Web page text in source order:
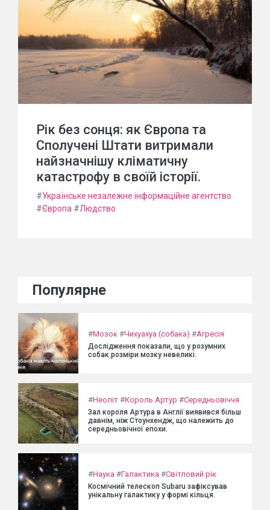
Рік без сонця: як Європа та
Сполучені Штати витримали
найзначнішу кліматичну
катастрофу в своїй історії.
#Українське незалежне інформаційне агентство
#Європа #Людство
Популярне
#Мозок #Чихуахуа (собака) #Агресія
Дослідження показали, що у розумних
собак розміри мозку невеликі.
#Неоліт #Король Артур #Середньовіччя
Зал короля Артура в Англії виявився більш
давнім, ніж Стоунхендж, що належить до
середньовічної епохи.
#Наука #Галактика #Світловий рік
Космічний телескоп Subaru зафіксував
унікальну галактику у формі кільця.